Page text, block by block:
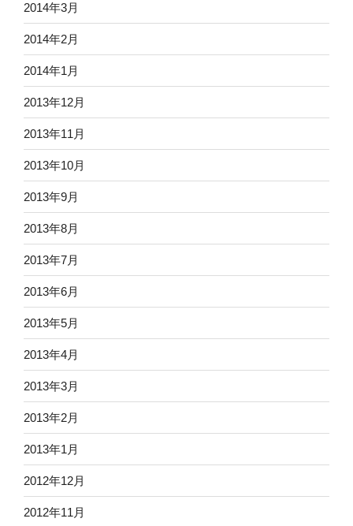
2014年3月
2014年2月
2014年1月
2013年12月
2013年11月
2013年10月
2013年9月
2013年8月
2013年7月
2013年6月
2013年5月
2013年4月
2013年3月
2013年2月
2013年1月
2012年12月
2012年11月